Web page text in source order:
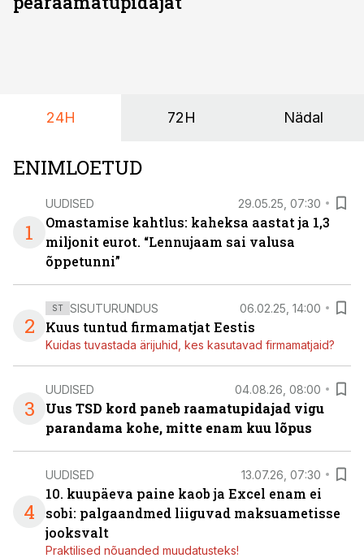
24H 72H Nädal
ENIMLOETUD
1
UUDISED 29.05.25, 07:30
Omastamise kahtlus: kaheksa aastat ja 1,3
miljonit eurot. “Lennujaam sai valusa
õppetunni”
2
ST SISUTURUNDUS 06.02.25, 14:00
Kuus tuntud firmamatjat Eestis
Kuidas tuvastada ärijuhid, kes kasutavad firmamatjaid?
3
UUDISED 04.08.26, 08:00
Uus TSD kord paneb raamatupidajad vigu
parandama kohe, mitte enam kuu lõpus
4
UUDISED 13.07.26, 07:30
10. kuupäeva paine kaob ja Excel enam ei
sobi: palgaandmed liiguvad maksuametisse
jooksvalt
Praktilised nõuanded muudatusteks!